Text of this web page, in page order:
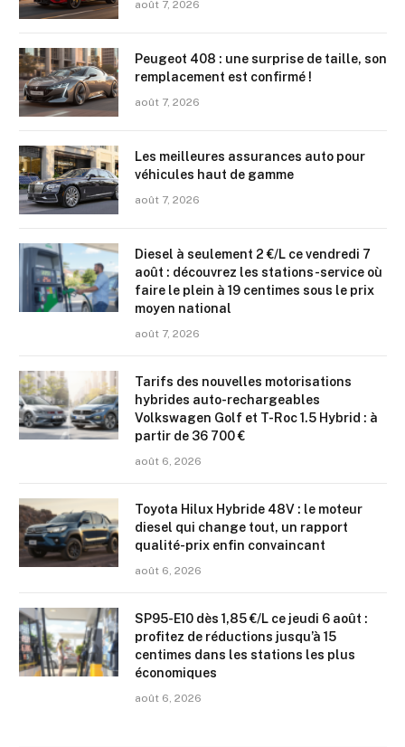
août 7, 2026
Peugeot 408 : une surprise de taille, son
remplacement est confirmé !
août 7, 2026
Les meilleures assurances auto pour
véhicules haut de gamme
août 7, 2026
Diesel à seulement 2 €/L ce vendredi 7
août : découvrez les stations-service où
faire le plein à 19 centimes sous le prix
moyen national
août 7, 2026
Tarifs des nouvelles motorisations
hybrides auto-rechargeables
Volkswagen Golf et T-Roc 1.5 Hybrid : à
partir de 36 700 €
août 6, 2026
Toyota Hilux Hybride 48V : le moteur
diesel qui change tout, un rapport
qualité-prix enfin convaincant
août 6, 2026
SP95-E10 dès 1,85 €/L ce jeudi 6 août :
profitez de réductions jusqu’à 15
centimes dans les stations les plus
économiques
août 6, 2026